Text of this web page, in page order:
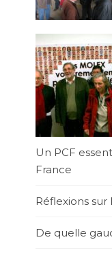
Un PCF
France
Réflexions sur
De quelle